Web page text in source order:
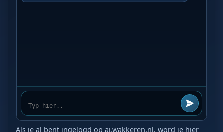
Als je al bent ingelogd op ai.wakkeren.nl, word je hier